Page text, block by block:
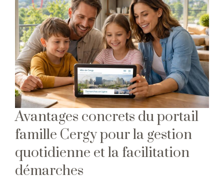
Avantages concrets du portail
famille Cergy pour la gestion
quotidienne et la facilitation
démarches